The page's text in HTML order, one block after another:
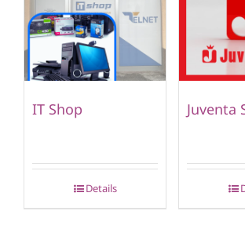
IT Shop
Details
Juventa